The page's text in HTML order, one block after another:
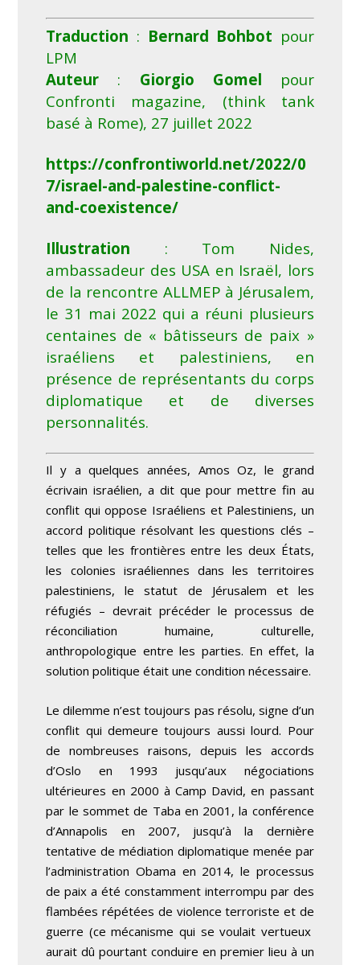
Traduction : Bernard Bohbot pour
LPM
Auteur : Giorgio Gomel pour
Confronti magazine, (think tank
basé à Rome), 27 juillet 2022
https://confrontiworld.net/2022/0
7/israel-and-palestine-conflict-
and-coexistence/
Illustration : Tom Nides,
ambassadeur des USA en Israël, lors
de la rencontre ALLMEP à Jérusalem,
le 31 mai 2022 qui a réuni plusieurs
centaines de « bâtisseurs de paix »
israéliens et palestiniens, en
présence de représentants du corps
diplomatique et de diverses
personnalités.
Il y a quelques années, Amos Oz, le grand
écrivain israélien, a dit que pour mettre fin au
conflit qui oppose Israéliens et Palestiniens, un
accord politique résolvant les questions clés –
telles que les frontières entre les deux États,
les colonies israéliennes dans les territoires
palestiniens, le statut de Jérusalem et les
réfugiés – devrait précéder le processus de
réconciliation humaine, culturelle,
anthropologique entre les parties. En effet, la
solution politique était une condition nécessaire.
Le dilemme n’est toujours pas résolu, signe d’un
conflit qui demeure toujours aussi lourd. Pour
de nombreuses raisons, depuis les accords
d’Oslo en 1993 jusqu’aux négociations
ultérieures en 2000 à Camp David, en passant
par le sommet de Taba en 2001, la conférence
d’Annapolis en 2007, jusqu’à la dernière
tentative de médiation diplomatique menée par
l’administration Obama en 2014, le processus
de paix a été constamment interrompu par des
flambées répétées de violence terroriste et de
guerre (ce mécanisme qui se voulait vertueux
aurait dû pourtant conduire en premier lieu à un